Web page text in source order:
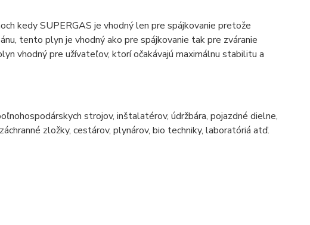
kedy SUPERGAS je vhodný len pre spájkovanie pretože
tento plyn je vhodný ako pre spájkovanie tak pre zváranie
vhodný pre užívateľov, ktorí očakávajú maximálnu stabilitu a
strojov, inštalatérov, údržbára, pojazdné dielne,
zložky, cestárov, plynárov, bio techniky, laboratóriá atď.